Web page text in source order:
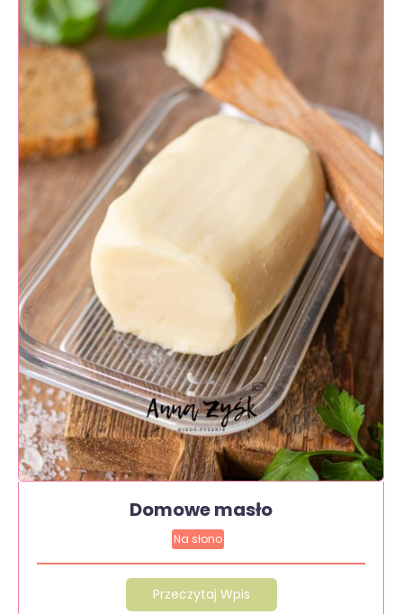
Domowe masło
Na słono
Przeczytaj Wpis